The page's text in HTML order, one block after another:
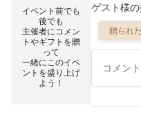
イベント前でも
後でも
主催者にコメン
トやギフトを贈
って
一緒にこのイベ
ントを盛り上げ
よう！
ゲスト様の
贈られ